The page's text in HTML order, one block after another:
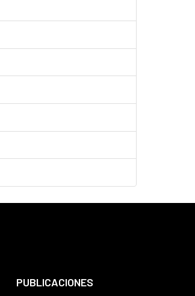
PUBLICACIONES